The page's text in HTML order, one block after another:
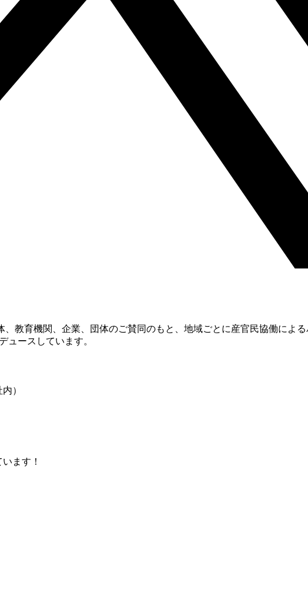
教育機関、企業、団体のご賛同のもと、地域ごとに産官民協働によ
ュースしています。
）
ます！